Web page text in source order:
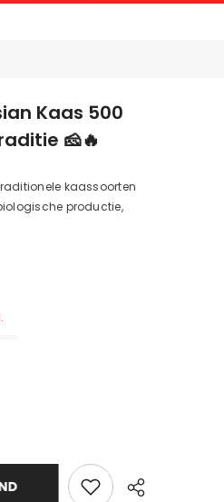
Kaas 500
🧀🔥
kaassoorten
productie,